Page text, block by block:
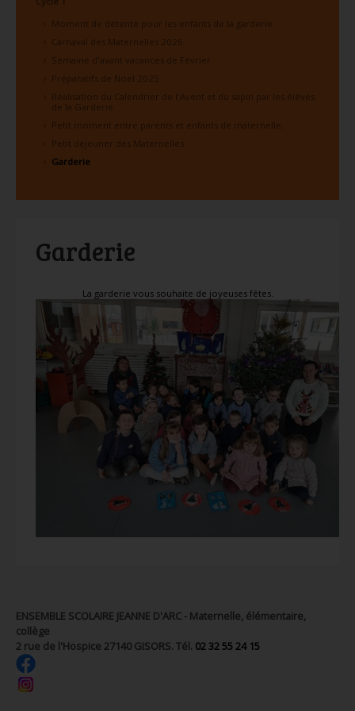
Moment de détente pour les enfants de la garderie.
Carnaval des Maternelles 2026
Semaine d'avant vacances de Février
Préparatifs de Noël 2025
Réalisation du Calendrier de l'Avent et du sapin par les élèves
de la Garderie.
Petit moment entre parents et enfants de maternelle.
Petit déjeuner des Maternelles.
Garderie
Garderie
La garderie vous souhaite de joyeuses fêtes.
ENSEMBLE SCOLAIRE JEANNE D'ARC - Maternelle, élémentaire,
collège
2 rue de l'Hospice 27140 GISORS. Tél. 02 32 55 24 15